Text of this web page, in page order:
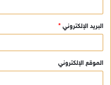
البريد الإلكتروني *
الموقع الإلكتروني